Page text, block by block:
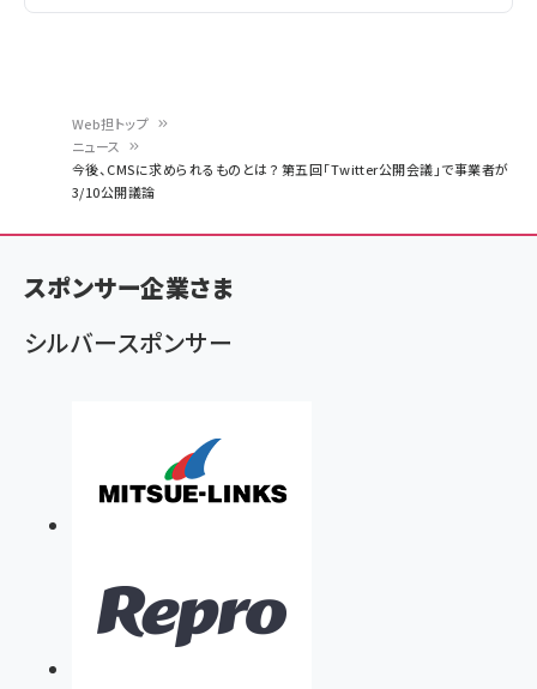
く
ず
Web担トップ
ニュース
今後、CMSに求められるものとは？ 第五回「Twitter公開会議」で事業者が
3/10公開議論
スポンサー企業さま
シルバースポンサー